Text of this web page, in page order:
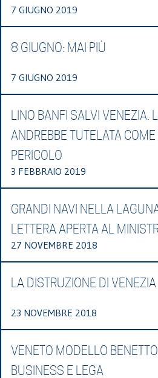
7 GIUGNO 2019
8 GIUGNO: MAI PIÙ
7 GIUGNO 2019
LINO BANFI SALVI VENEZIA.
ANDREBBE TUTELATA
PERICOLO
3 FEBBRAIO 2019
GRANDI NAVI NELLA
LETTERA APERTA AL
27 NOVEMBRE 2018
LA DISTRUZIONE DI VENEZIA
23 NOVEMBRE 2018
VENETO MODELLO
BUSINESS E LEGA